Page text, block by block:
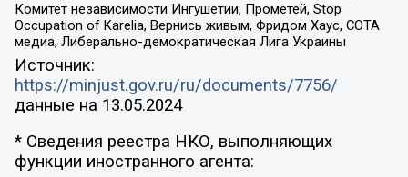
Комитет независимости Ингушетии, Прометей, Stop
Occupation of Karelia, Вернись живым, Фридом Хаус, СОТА
медиа, Либерально-демократическая Лига Украины
Источник:
https://minjust.gov.ru/ru/documents/7756/
данные на 13.05.2024
* Сведения реестра НКО, выполняющих
функции иностранного агента: